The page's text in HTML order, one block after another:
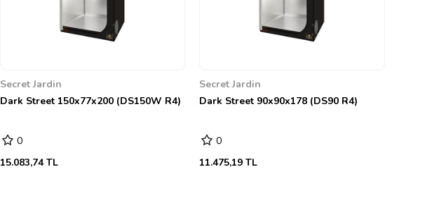
Secret Jardin
Dark Street 150x77x200 (DS150W R4)
0
15.083,74 TL
Secret Jardin
Dark Street 90x90x178 (DS90 R4)
0
11.475,19 TL